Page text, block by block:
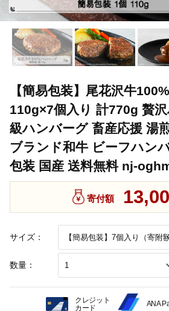
【簡易包装】尾花沢牛
110g×7個入り 計770g 贅
級ハンバーグ 畜産応援 湯
ブランド和牛 ビーフハン
包装 国産 送料無料 nj-
サイズ：
数量：
寄付額
クレジット
カード
ANA